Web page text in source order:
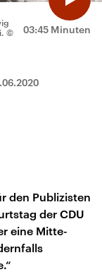
03:45 Minuten
©
den Publizisten
der CDU
eine Mitte-